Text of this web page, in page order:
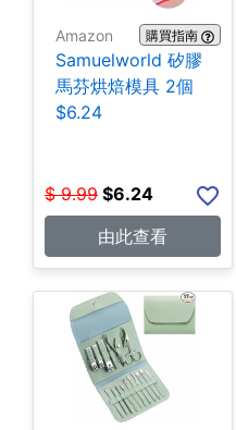
Amazon 購買指南
Samuelworld 矽膠
馬芬烘焙模具 2個
$6.24
$ 9.99 $6.24
由此查看